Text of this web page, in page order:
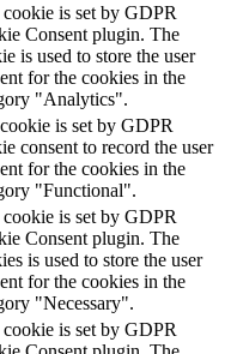
is set by GDPR
Consent plugin. The
is used to store the user
for the cookies in the
"Analytics".
is set by GDPR
consent to record the user
for the cookies in the
"Functional".
is set by GDPR
Consent plugin. The
is used to store the user
for the cookies in the
"Necessary".
is set by GDPR